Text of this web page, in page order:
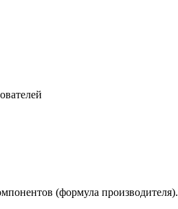
(формула производителя).